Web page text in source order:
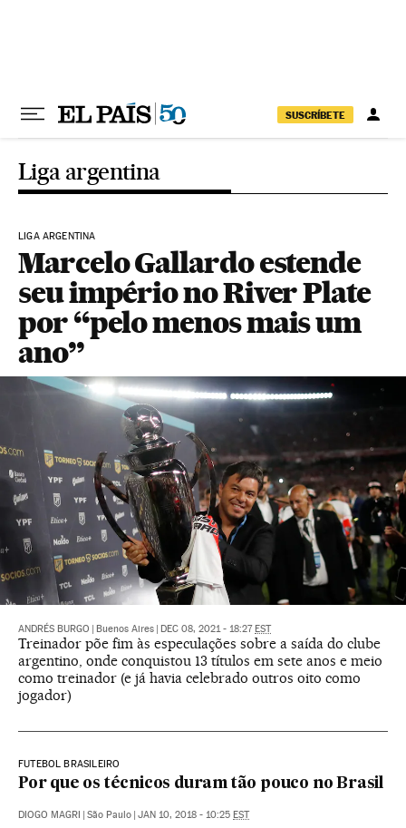
SUSCRÍBETE
Liga argentina
LIGA ARGENTINA
Marcelo Gallardo estende
seu império no River Plate
por “pelo menos mais um
ano”
ANDRÉS BURGO Buenos Aires DEC 08, 2021 - 18:27 EST
Treinador põe fim às especulações sobre a saída do clube
argentino, onde conquistou 13 títulos em sete anos e meio
como treinador (e já havia celebrado outros oito como
jogador)
FUTEBOL BRASILEIRO
Por que os técnicos duram tão pouco no Brasil
DIOGO MAGRI São Paulo JAN 10, 2018 - 10:25 EST